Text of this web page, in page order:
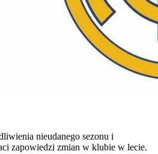
nieudanego sezonu i
zapowiedzi zmian w klubie w lecie.